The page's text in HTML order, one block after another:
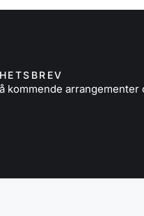
kommende arrangementer